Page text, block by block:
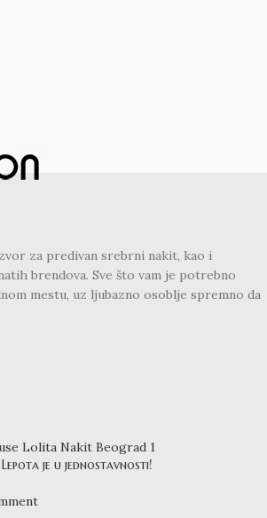
za predivan srebrni nakit, kao i
brendova. Sve što vam je potrebno
mestu, uz ljubazno osoblje spremno da
je u jednostavnosti!